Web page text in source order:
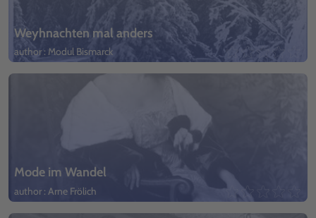
Weyhnachten mal anders
author : Modul Bismarck
Mode im Wandel
author : Arne Frölich